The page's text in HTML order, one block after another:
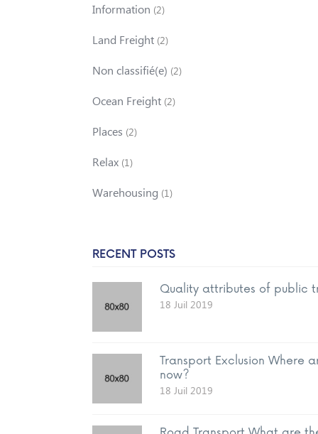
Information (2)
Land Freight (2)
Non classifié(e) (2)
Ocean Freight (2)
Places (2)
Relax (1)
Warehousing (1)
RECENT POSTS
Quality attributes of public
18 Juil 2019
Transport Exclusion Where
now?
18 Juil 2019